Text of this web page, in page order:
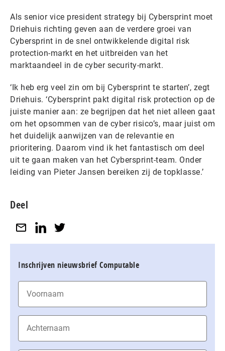
Als senior vice president strategy bij Cybersprint moet
Driehuis richting geven aan de verdere groei van
Cybersprint in de snel ontwikkelende digital risk
protection-markt en het uitbreiden van het
marktaandeel in de cyber security-markt.
‘Ik heb erg veel zin om bij Cybersprint te starten’, zegt
Driehuis. ‘Cybersprint pakt digital risk protection op de
juiste manier aan: ze begrijpen dat het niet alleen gaat
om het opsommen van de cyber risico’s, maar juist om
het duidelijk aanwijzen van de relevantie en
prioritering. Daarom vind ik het fantastisch om deel
uit te gaan maken van het Cybersprint-team. Onder
leiding van Pieter Jansen bereiken zij de topklasse.’
Deel
Inschrijven nieuwsbrief Computable